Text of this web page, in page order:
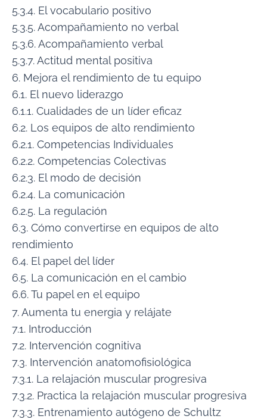
5.3.4. El vocabulario positivo
5.3.5. Acompañamiento no verbal
5.3.6. Acompañamiento verbal
5.3.7. Actitud mental positiva
6. Mejora el rendimiento de tu equipo
6.1. El nuevo liderazgo
6.1.1. Cualidades de un líder eficaz
6.2. Los equipos de alto rendimiento
6.2.1. Competencias Individuales
6.2.2. Competencias Colectivas
6.2.3. El modo de decisión
6.2.4. La comunicación
6.2.5. La regulación
6.3. Cómo convertirse en equipos de alto
rendimiento
6.4. El papel del líder
6.5. La comunicación en el cambio
6.6. Tu papel en el equipo
7. Aumenta tu energia y relájate
7.1. Introducción
7.2. Intervención cognitiva
7.3. Intervención anatomofisiológica
7.3.1. La relajación muscular progresiva
7.3.2. Practica la relajación muscular progresiva
7.3.3. Entrenamiento autógeno de Schultz